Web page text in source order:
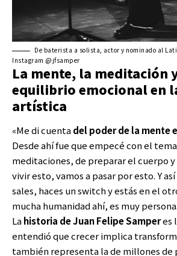
De baterista a solista, actor y nominado al
Instagram @jfsamper
La mente, la meditación
equilibrio emocional en
artística
«Me di cuentadel poder de la mente
Desde ahí fue que empecé con el
meditaciones, de preparar el cuerpo y
vivir esto, vamos a pasar por esto. Y
sales, haces un switch y estás en el
mucha humanidad ahí, es muy
Lahistoria de Juan Felipe Samperes
entendió que crecer implica
también representa la de millones de